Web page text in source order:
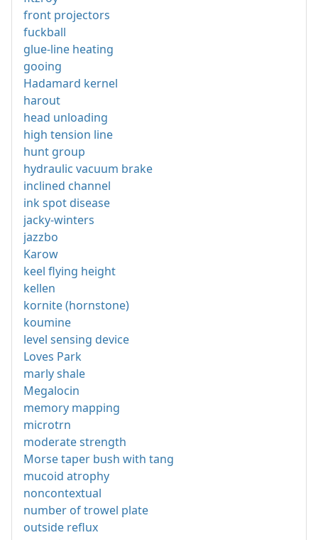
front projectors
fuckball
glue-line heating
gooing
Hadamard kernel
harout
head unloading
high tension line
hunt group
hydraulic vacuum brake
inclined channel
ink spot disease
jacky-winters
jazzbo
Karow
keel flying height
kellen
kornite (hornstone)
koumine
level sensing device
Loves Park
marly shale
Megalocin
memory mapping
microtrn
moderate strength
Morse taper bush with tang
mucoid atrophy
noncontextual
number of trowel plate
outside reflux